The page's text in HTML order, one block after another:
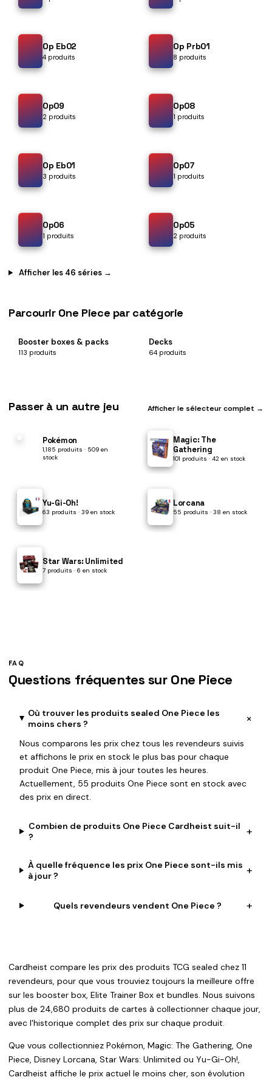
Op Eb02
4 produits
Op Prb01
8 produits
Op09
2 produits
Op08
1 produits
Op Eb01
3 produits
Op07
1 produits
Op06
1 produits
Op05
2 produits
Afficher les 46 séries →
Parcourir One Piece par catégorie
Booster boxes & packs
113 produits
Decks
64 produits
Passer à un autre jeu Afficher le sélecteur complet →
Pokémon
1,185 produits · 509 en
stock
Magic: The
Gathering
101 produits · 42 en stock
Yu-Gi-Oh!
63 produits · 39 en stock
Lorcana
55 produits · 38 en stock
Star Wars: Unlimited
7 produits · 6 en stock
FAQ
Questions fréquentes sur One Piece
Où trouver les produits sealed One Piece les
moins chers ?
+
Nous comparons les prix chez tous les revendeurs suivis
et affichons le prix en stock le plus bas pour chaque
produit One Piece, mis à jour toutes les heures.
Actuellement, 55 produits One Piece sont en stock avec
des prix en direct.
Combien de produits One Piece Cardheist suit-il
?
+
À quelle fréquence les prix One Piece sont-ils mis
à jour ?
+
Quels revendeurs vendent One Piece ? +
Cardheist compare les prix des produits TCG sealed chez 11
revendeurs, pour que vous trouviez toujours la meilleure offre
sur les booster box, Elite Trainer Box et bundles. Nous suivons
plus de 24,680 produits de cartes à collectionner chaque jour,
avec l'historique complet des prix sur chaque produit.
Que vous collectionniez Pokémon, Magic: The Gathering, One
Piece, Disney Lorcana, Star Wars: Unlimited ou Yu-Gi-Oh!,
Cardheist affiche le prix actuel le moins cher, son évolution